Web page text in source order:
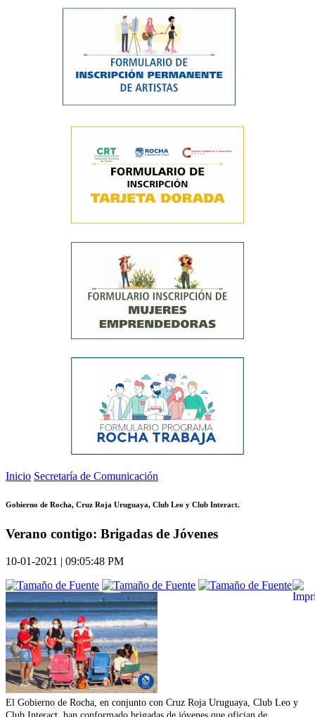
Inicio Secretaría de Comunicación
Gobierno de Rocha, Cruz Roja Uruguaya, Club Leo y Club Interact.
Verano contigo: Brigadas de Jóvenes
10-01-2021 | 09:05:48 PM
El Gobierno de Rocha, en conjunto con Cruz Roja Uruguaya, Club Leo y